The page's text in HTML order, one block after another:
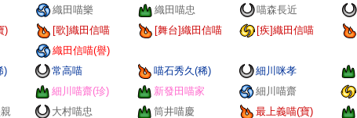
織田喵樂 織田喵忠 喵森長近
) [歌]織田信喵 [舞台]織田信喵 [疾]織田信喵
織田信喵(譽)
) 常高喵 喵石秀久(稀) 細川咪孝
細川喵齋(珍) 新發田喵家 細川喵齋
大村喵忠 筒井喵慶 最上義喵(寶)